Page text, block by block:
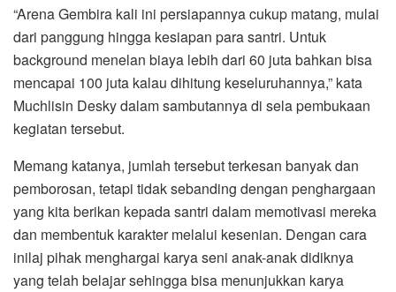
“Arena Gembira kali ini persiapannya cukup matang, mulai
dari panggung hingga kesiapan para santri. Untuk
background menelan biaya lebih dari 60 juta bahkan bisa
mencapai 100 juta kalau dihitung keseluruhannya,” kata
Muchlisin Desky dalam sambutannya di sela pembukaan
kegiatan tersebut.
Memang katanya, jumlah tersebut terkesan banyak dan
pemborosan, tetapi tidak sebanding dengan penghargaan
yang kita berikan kepada santri dalam memotivasi mereka
dan membentuk karakter melalui kesenian. Dengan cara
inilaj pihak menghargai karya seni anak-anak didiknya
yang telah belajar sehingga bisa menunjukkan karya